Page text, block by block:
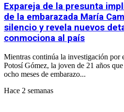
Expareja de la presunta
de la embarazada María
silencio y revela nuevos
conmociona al país
Mientras continúa la investigación por
Potosí Gómez, la joven de 21 años
ocho meses de embarazo...
Hace 2 semanas